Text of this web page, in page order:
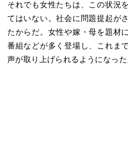
それでも女性たちは、この状況
てはいない。社会に問題提起が
たからだ。女性や嫁・母を題材
番組などが多く登場し、これま
声が取り上げられるようになった